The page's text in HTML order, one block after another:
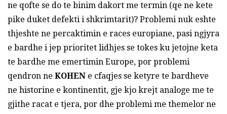
ne qofte se do te binim dakort me termin (qe ne kete
pike duket defekti i shkrimtarit)? Problemi nuk eshte
thjeshte ne percaktimin e races europiane, pasi ngjyra
e bardhe i jep prioritet lidhjes se tokes ku jetojne keta
te bardhe me emertimin Europe, por problemi
qendron ne KOHEN e cfaqjes se ketyre te bardheve
ne historine e kontinentit, gje kjo krejt analoge me te
gjithe racat e tjera, por dhe problemi me themelor ne